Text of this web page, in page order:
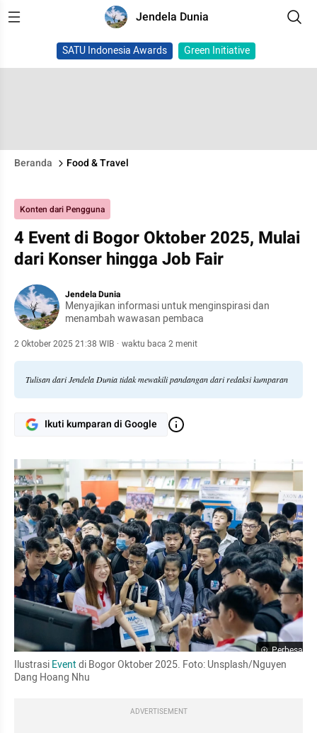
Jendela Dunia
SATU Indonesia Awards Green Initiative
Beranda Food & Travel
Konten dari Pengguna
4 Event di Bogor Oktober 2025, Mulai
dari Konser hingga Job Fair
Jendela Dunia
Menyajikan informasi untuk menginspirasi dan
menambah wawasan pembaca
2 Oktober 2025 21:38 WIB · waktu baca 2 menit
Tulisan dari Jendela Dunia tidak mewakili pandangan dari redaksi kumparan
Ikuti kumparan di Google
Perbesar
Ilustrasi Event di Bogor Oktober 2025. Foto: Unsplash/Nguyen
Dang Hoang Nhu
ADVERTISEMENT